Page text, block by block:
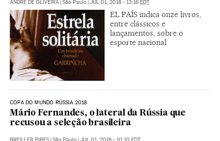
ANDRÉ DE OLIVEIRA São Paulo JUL 01, 2018 - 13:16 EDT
EL PAÍS indica onze livros,
entre clássicos e
lançamentos, sobre o
esporte nacional
COPA DO MUNDO RÚSSIA 2018
Mário Fernandes, o lateral da Rússia que
recusou a seleção brasileira